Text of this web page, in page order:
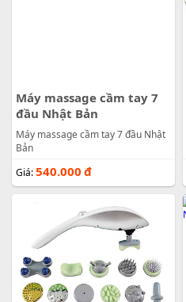
Máy massage cầm tay 7
đầu Nhật Bản
Máy massage cầm tay 7 đầu Nhật
Bản
Giá:540.000 đ